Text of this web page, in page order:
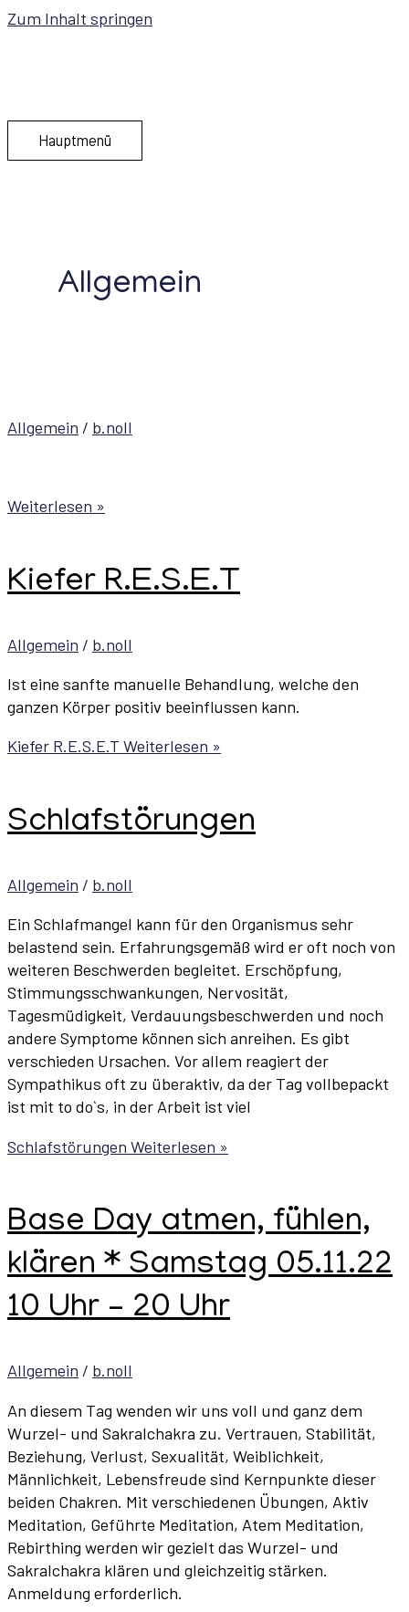
Zum Inhalt springen
Hauptmenü
Allgemein
Allgemein / b.noll
Weiterlesen »
Kiefer R.E.S.E.T
Allgemein / b.noll
Ist eine sanfte manuelle Behandlung, welche den
ganzen Körper positiv beeinflussen kann.
Kiefer R.E.S.E.T Weiterlesen »
Schlafstörungen
Allgemein / b.noll
Ein Schlafmangel kann für den Organismus sehr
belastend sein. Erfahrungsgemäß wird er oft noch von
weiteren Beschwerden begleitet. Erschöpfung,
Stimmungsschwankungen, Nervosität,
Tagesmüdigkeit, Verdauungsbeschwerden und noch
andere Symptome können sich anreihen. Es gibt
verschieden Ursachen. Vor allem reagiert der
Sympathikus oft zu überaktiv, da der Tag vollbepackt
ist mit to do`s, in der Arbeit ist viel
Schlafstörungen Weiterlesen »
Base Day atmen, fühlen,
klären * Samstag 05.11.22
10 Uhr – 20 Uhr
Allgemein / b.noll
An diesem Tag wenden wir uns voll und ganz dem
Wurzel- und Sakralchakra zu. Vertrauen, Stabilität,
Beziehung, Verlust, Sexualität, Weiblichkeit,
Männlichkeit, Lebensfreude sind Kernpunkte dieser
beiden Chakren. Mit verschiedenen Übungen, Aktiv
Meditation, Geführte Meditation, Atem Meditation,
Rebirthing werden wir gezielt das Wurzel- und
Sakralchakra klären und gleichzeitig stärken.
Anmeldung erforderlich.